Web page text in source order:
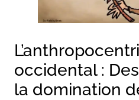
occidental :
la domination